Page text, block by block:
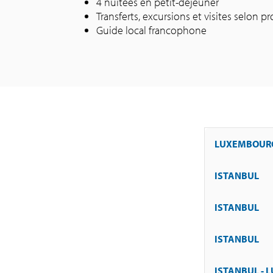
Transferts, excursions et visites selon
Guide local francophone
Rendez-
Temps libre.
ISTANBUL
Visite
impériale
ISTANBUL
Temps
ISTANBUL
ISTANBUL -